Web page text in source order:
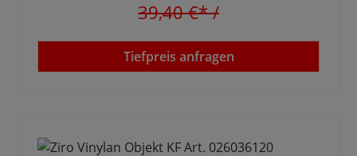
39,40 €*/
Tiefpreis anfragen